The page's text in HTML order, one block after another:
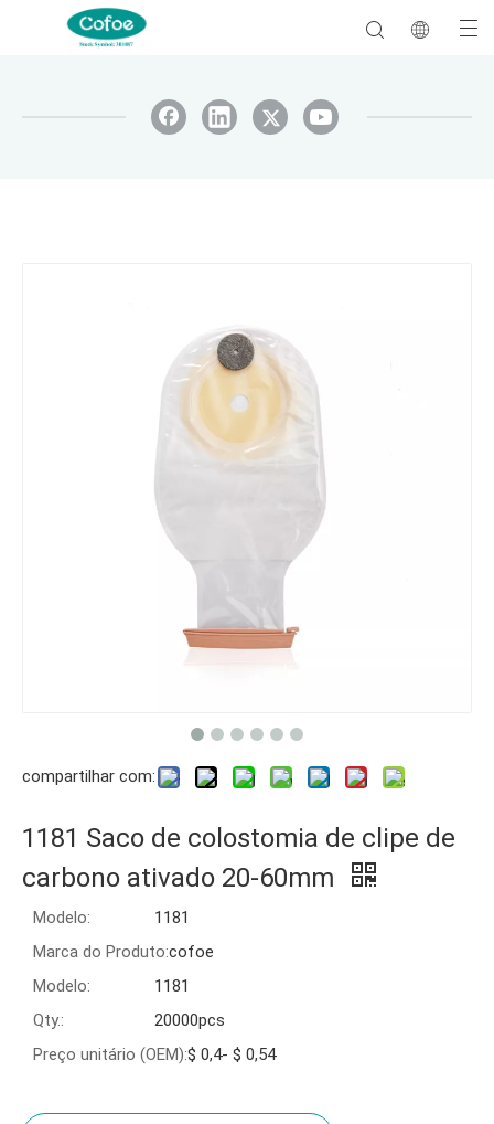
compartilhar com:
1181 Saco de colostomia de clipe de
carbono ativado 20-60mm
Modelo:
1181
Marca do Produto:cofoe
Modelo:
1181
Qty.:
20000pcs
Preço unitário (OEM):$ 0,4- $ 0,54